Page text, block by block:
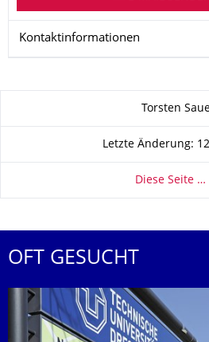
Kontaktinformationen
Torsten
Letzte Änderung:
Diese Seite …
OFT GESUCHT